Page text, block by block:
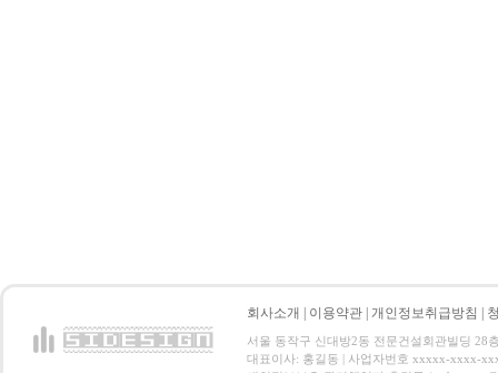
회사소개 이용약관 개인정보취급방침
서울 동작구 신대방2동 전문건설회관빌딩 28
대표이사: 홍길동 | 사업자번호 xxxxx-xxxx-